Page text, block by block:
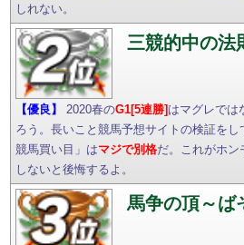
しれない。
三競的中の法
【優良】 2020春のG1[5連勝]はマグレでは
ろう。長いこと競馬予想サイトの検証を
競馬買い目」はマジで別格だ。これがホン
しないと後悔するよ。
馬争の頂～ば